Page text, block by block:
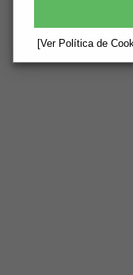
[Ver Política de